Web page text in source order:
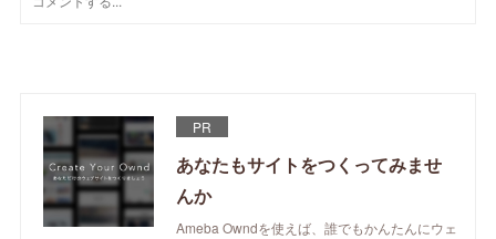
PR
あなたもサイトをつくってみませ
んか
Ameba Owndを使えば、誰でもかんたんにウェ